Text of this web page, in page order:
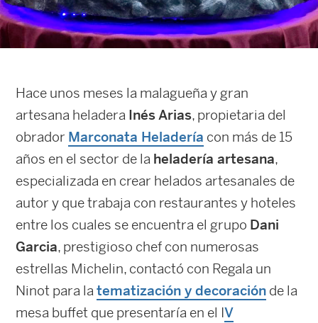
Hace unos meses la malagueña y gran
artesana heladera Inés Arias, propietaria del
obrador Marconata Heladería con más de 15
años en el sector de la heladería artesana,
especializada en crear helados artesanales de
autor y que trabaja con restaurantes y hoteles
entre los cuales se encuentra el grupo Dani
Garcia, prestigioso chef con numerosas
estrellas Michelin, contactó con Regala un
Ninot para latematización y decoración de la
mesa buffet que presentaría en el IV